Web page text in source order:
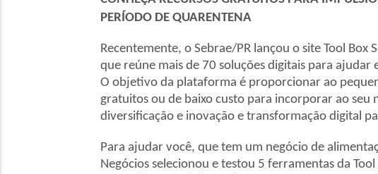
PERÍODO DE QUARENTENA
Recentemente, o Sebrae/PR lançou o site Tool Box
que reúne mais de 70 soluções digitais para
O objetivo da plataforma é proporcionar ao
gratuitos ou de baixo custo para incorporar ao seu
diversificação e inovação e transformação digital
Para ajudar você, que tem um negócio de
Negócios selecionou e testou 5 ferramentas da
churrasco
Limpeza de áreas: estratégias
para manter o ambiente
seguro